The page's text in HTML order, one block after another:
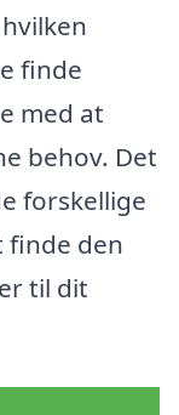
finde
med at
behov. Det
forskellige
den
til dit